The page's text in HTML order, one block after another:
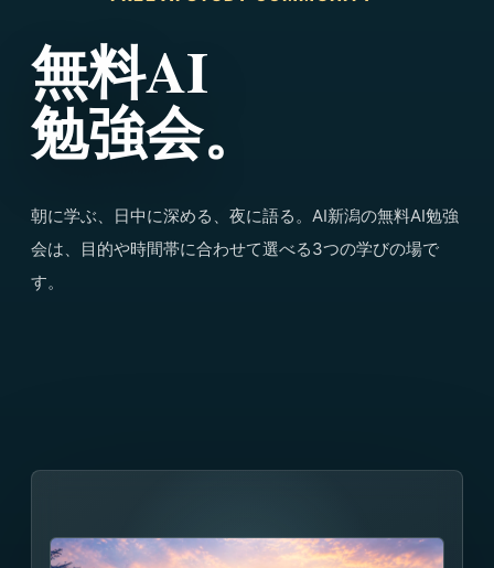
無料AI
勉強会。
朝に学ぶ、日中に深める、夜に語る。AI新潟の無料AI勉強
会は、目的や時間帯に合わせて選べる3つの学びの場で
す。